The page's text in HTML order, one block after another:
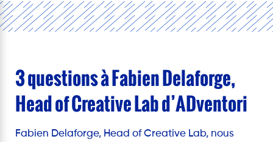
3 questions à Fabien Delaforge,
Head of Creative Lab d’ADventori
Fabien Delaforge, Head of Creative Lab, nous